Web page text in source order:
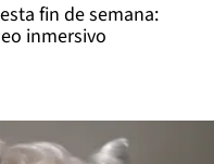
fin de semana:
inmersivo